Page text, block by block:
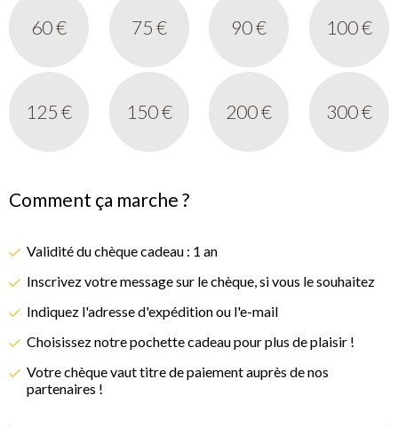
60 € 75 € 90 € 100 €
125 € 150 € 200 € 300 €
Comment ça marche ?
Validité du chèque cadeau : 1 an
Inscrivez votre message sur le chèque, si vous le souhaitez
Indiquez l'adresse d'expédition ou l'e-mail
Choisissez notre pochette cadeau pour plus de plaisir !
Votre chèque vaut titre de paiement auprès de nos
partenaires !